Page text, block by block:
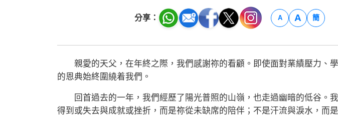
分享： A A 簡
親愛的天父，在年終之際，我們感謝祢的看顧。即使面對業績壓力、
的恩典始終圍繞着我們。
回首過去的一年，我們經歷了陽光普照的山嶺，也走過幽暗的低谷。
得到或失去與成就或挫折，而是祢從未缺席的陪伴；不是汗流與淚水，而